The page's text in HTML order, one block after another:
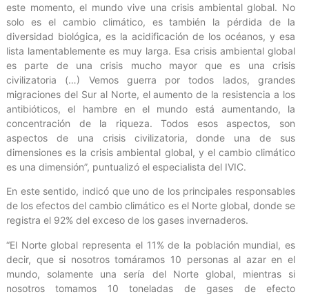
este momento, el mundo vive una crisis ambiental global. No
solo es el cambio climático, es también la pérdida de la
diversidad biológica, es la acidificación de los océanos, y esa
lista lamentablemente es muy larga. Esa crisis ambiental global
es parte de una crisis mucho mayor que es una crisis
civilizatoria (…) Vemos guerra por todos lados, grandes
migraciones del Sur al Norte, el aumento de la resistencia a los
antibióticos, el hambre en el mundo está aumentando, la
concentración de la riqueza. Todos esos aspectos, son
aspectos de una crisis civilizatoria, donde una de sus
dimensiones es la crisis ambiental global, y el cambio climático
es una dimensión”, puntualizó el especialista del IVIC.
En este sentido, indicó que uno de los principales responsables
de los efectos del cambio climático es el Norte global, donde se
registra el 92% del exceso de los gases invernaderos.
“El Norte global representa el 11% de la población mundial, es
decir, que si nosotros tomáramos 10 personas al azar en el
mundo, solamente una sería del Norte global, mientras si
nosotros tomamos 10 toneladas de gases de efecto